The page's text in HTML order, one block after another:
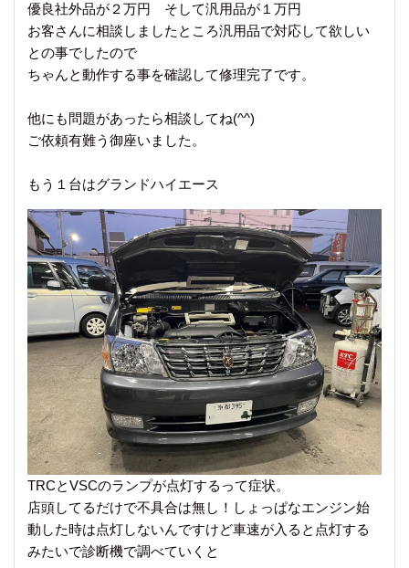
優良社外品が２万円 そして汎用品が１万円
お客さんに相談しましたところ汎用品で対応して欲しい
との事でしたので
ちゃんと動作する事を確認して修理完了です。
他にも問題があったら相談してね(^^)
ご依頼有難う御座いました。
もう１台はグランドハイエース
TRCとVSCのランプが点灯するって症状。
店頭してるだけで不具合は無し！しょっぱなエンジン始
動した時は点灯しないんですけど車速が入ると点灯する
みたいで診断機で調べていくと